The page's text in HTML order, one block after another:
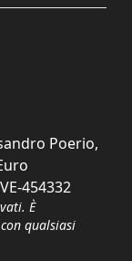
Poerio,
454332
È
qualsiasi